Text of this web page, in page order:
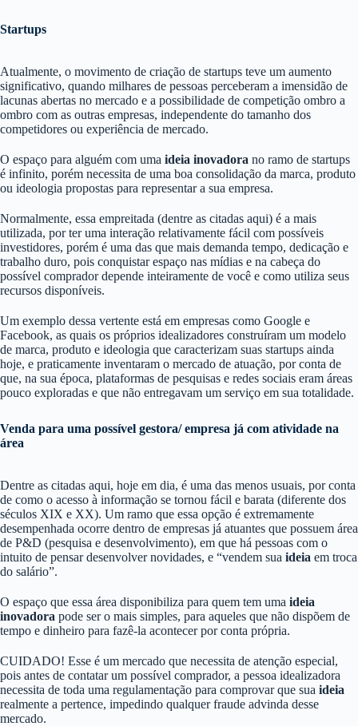
Startups
Atualmente, o movimento de criação de startups teve um aumento
significativo, quando milhares de pessoas perceberam a imensidão de
lacunas abertas no mercado e a possibilidade de competição ombro a
ombro com as outras empresas, independente do tamanho dos
competidores ou experiência de mercado.
O espaço para alguém com uma ideia inovadora no ramo de startups
é infinito, porém necessita de uma boa consolidação da marca, produto
ou ideologia propostas para representar a sua empresa.
Normalmente, essa empreitada (dentre as citadas aqui) é a mais
utilizada, por ter uma interação relativamente fácil com possíveis
investidores, porém é uma das que mais demanda tempo, dedicação e
trabalho duro, pois conquistar espaço nas mídias e na cabeça do
possível comprador depende inteiramente de você e como utiliza seus
recursos disponíveis.
Um exemplo dessa vertente está em empresas como Google e
Facebook, as quais os próprios idealizadores construíram um modelo
de marca, produto e ideologia que caracterizam suas startups ainda
hoje, e praticamente inventaram o mercado de atuação, por conta de
que, na sua época, plataformas de pesquisas e redes sociais eram áreas
pouco exploradas e que não entregavam um serviço em sua totalidade.
Venda para uma possível gestora/ empresa já com atividade na
área
Dentre as citadas aqui, hoje em dia, é uma das menos usuais, por conta
de como o acesso à informação se tornou fácil e barata (diferente dos
séculos XIX e XX). Um ramo que essa opção é extremamente
desempenhada ocorre dentro de empresas já atuantes que possuem área
de P&D (pesquisa e desenvolvimento), em que há pessoas com o
intuito de pensar desenvolver novidades, e “vendem sua ideia em troca
do salário”.
O espaço que essa área disponibiliza para quem tem uma ideia
inovadora pode ser o mais simples, para aqueles que não dispõem de
tempo e dinheiro para fazê-la acontecer por conta própria.
CUIDADO! Esse é um mercado que necessita de atenção especial,
pois antes de contatar um possível comprador, a pessoa idealizadora
necessita de toda uma regulamentação para comprovar que sua ideia
realmente a pertence, impedindo qualquer fraude advinda desse
mercado.